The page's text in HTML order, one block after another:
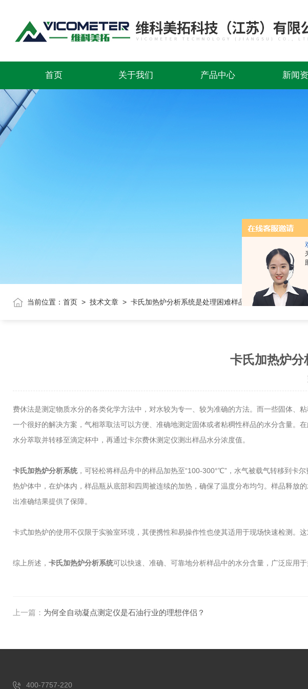
首页 关于我们 产品中心 新闻
当前位置： 首页 > 技术文章 > 卡氏加热炉分析系统是处理困难样品的良好解决方案
卡氏加热炉分
费休法是测定物质水分的各类化学方法中，对水较为专一、较为准确的方法。而一些固体
一个很好的解决方案，气相萃取法可以方便、准确地测定固体或者粘稠性样品的水分含量
水分萃取并转移至滴定杯中，再通过卡尔费休测定仪测出样品水分浓度值。
卡氏加热炉分析系统，可轻松将样品舟中的样品加热至“100-300°℃”，水气被载气转移到卡
热炉体中，在炉体内，样品瓶从底部和四周被连续的加热，确保了温度分布均匀。样品释
出准确结果提供了保障。
卡式加热炉的使用不仅限于实验室环境，其便携性和易操作性也使其适用于现场快速检测。
综上所述， 卡氏加热炉分析系统可以快速、准确、可靠地分析样品中的水分含量，广泛应用
上一篇： 为何全自动凝点测定仪是石油行业的理想伴侣？
400-7757-220